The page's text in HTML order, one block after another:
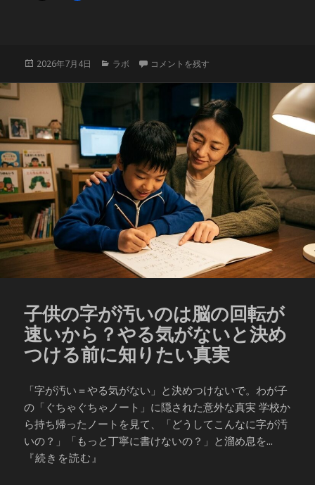
投
2026年7月4日
カ
ラボ 【VポイントPay】残高だけを1円単位で
コメントを残す
子供の字が汚いのは脳の回転が
速いから？やる気がないと決め
つける前に知りたい真実
「字が汚い＝やる気がない」と決めつけないで。わが子
の「ぐちゃぐちゃノート」に隠された意外な真実 学校か
ら持ち帰ったノートを見て、「どうしてこんなに字が汚
いの？」「もっと丁寧に書けないの？」と溜め息を...
『続きを読む』